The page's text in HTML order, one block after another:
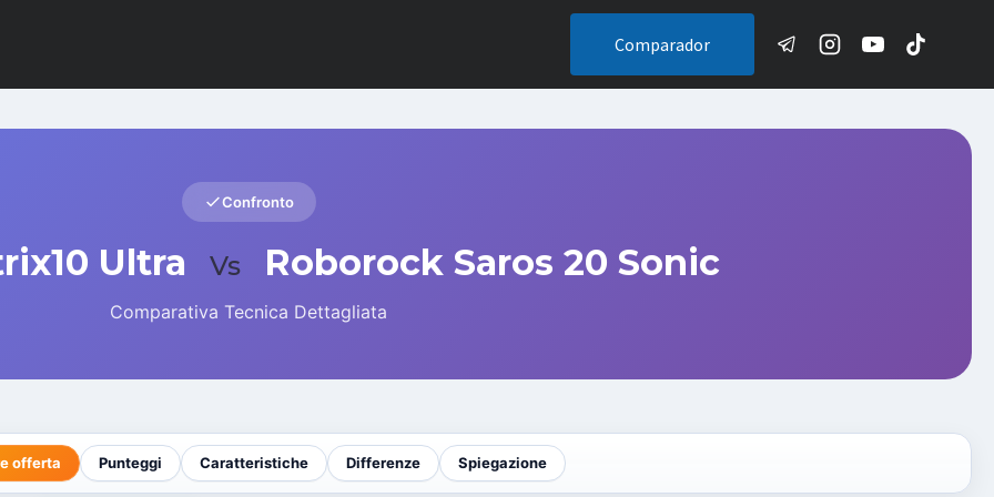
Comparador
Confronto
Ultra Vs Roborock Saros 20 Sonic
Comparativa Tecnica Dettagliata
offerta Punteggi Caratteristiche Differenze Spiegazione